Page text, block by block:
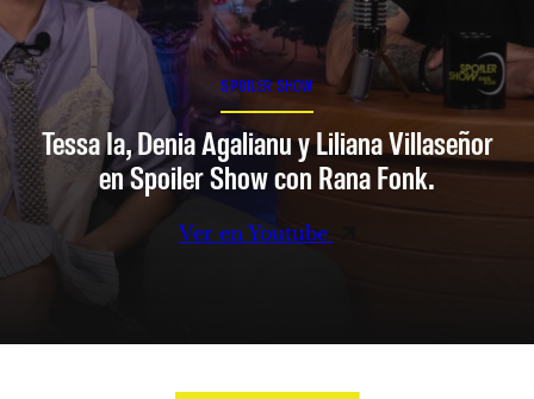
SPOILER SHOW
Tessa Ia, Denia Agalianu y Liliana Villaseñor
en Spoiler Show con Rana Fonk.
Ver en Youtube